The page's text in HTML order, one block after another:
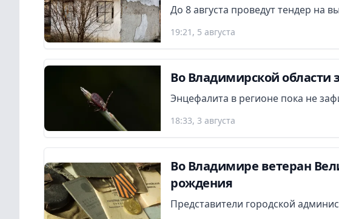
До 8 августа проведут тендер на
19:21, 5 августа
Во Владимирской области
Энцефалита в регионе пока не
18:33, 3 августа
Во Владимире ветеран
рождения
Представители городской